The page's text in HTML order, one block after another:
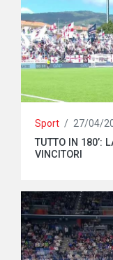
Sport / 27/04/
TUTTO IN 180’:
VINCITORI